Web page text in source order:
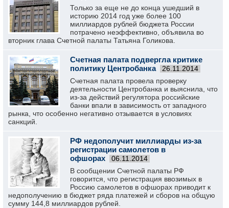
Только за еще не до конца ушедший в
историю 2014 год уже более 100
миллиардов рублей бюджета России
потрачено неэффективно, объявила во
вторник глава Счетной палаты Татьяна Голикова.
Счетная палата подвергла критике
политику Центробанка
26.11.2014
Счетная палата провела проверку
деятельности Центробанка и выяснила, что
из-за действий регулятора российские
банки впали в зависимость от западного
рынка, что особенно негативно отзывается в условиях
санкций.
РФ недополучит миллиарды из-за
регистрации самолетов в
офшорах
06.11.2014
В сообщении Счетной палаты РФ
говорится, что регистрация ввозимых в
Россию самолетов в офшорах приводит к
недополучению в бюджет ряда платежей и сборов на общую
сумму 144,8 миллиардов рублей.